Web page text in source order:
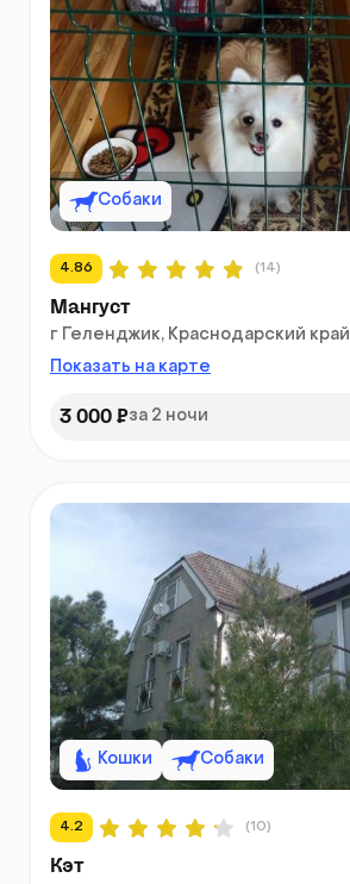
Собаки
4.86 (14)
Мангуст
г Геленджик, Краснодарский край
Показать на карте
3 000 ₽за 2 ночи
Кошки Собаки
4.2 (10)
Кэт